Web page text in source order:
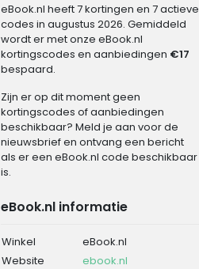
eBook.nl heeft 7 kortingen en 7 actieve
codes in augustus 2026. Gemiddeld
wordt er met onze eBook.nl
kortingscodes en aanbiedingen €17
bespaard.
Zijn er op dit moment geen
kortingscodes of aanbiedingen
beschikbaar? Meld je aan voor de
nieuwsbrief en ontvang een bericht
als er een eBook.nl code beschikbaar
is.
eBook.nl informatie
Winkel
eBook.nl
Website
ebook.nl